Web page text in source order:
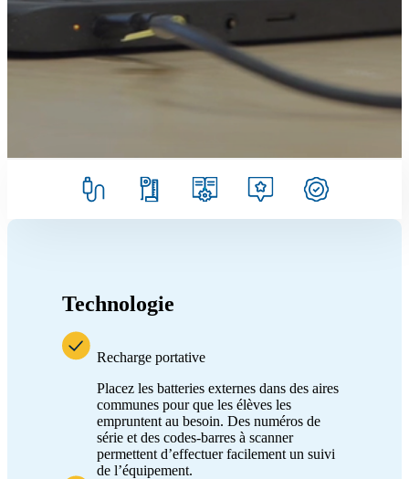
Technologie
Recharge portative
Placez les batteries externes dans des aires
communes pour que les élèves les
empruntent au besoin. Des numéros de
série et des codes-barres à scanner
permettent d’effectuer facilement un suivi
de l’équipement.